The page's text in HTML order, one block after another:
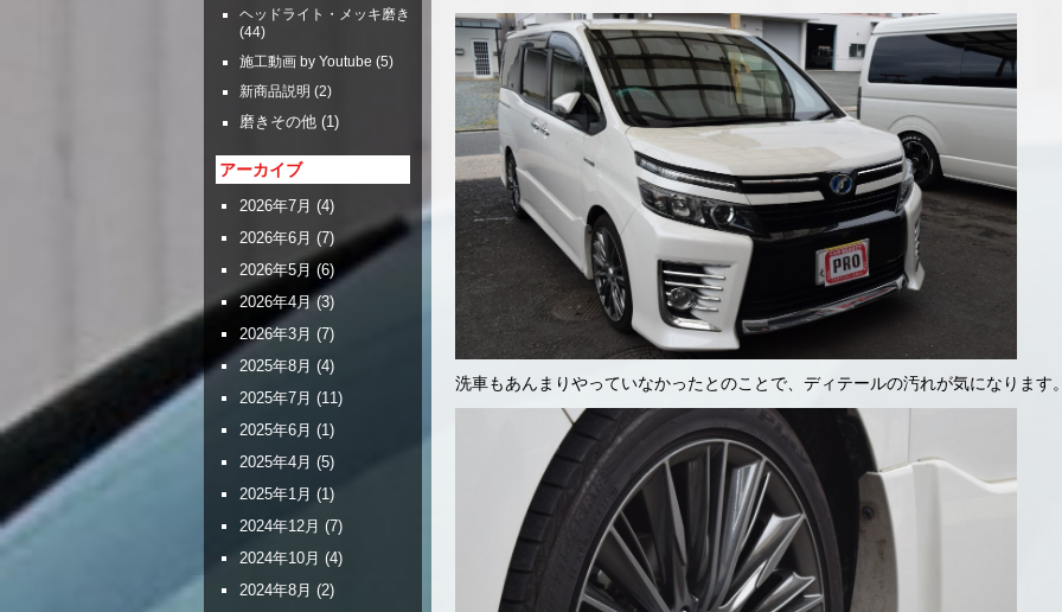
洗車もあんまりやっていなかったとのことで、ディテールの汚れが気になります
ヘッドライト・メッキ磨き
(44)
施工動画 by Youtube (5)
新商品説明 (2)
磨きその他 (1)
アーカイブ
2026年7月 (4)
2026年6月 (7)
2026年5月 (6)
2026年4月(3)
2026年3月 (7)
2025年8月 (4)
2025年7月 (11)
2025年6月 (1)
2025年4月 (5)
2025年1月 (1)
2024年12月 (7)
2024年10月 (4)
2024年8月 (2)